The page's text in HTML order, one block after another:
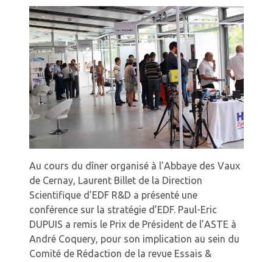
Au cours du dîner organisé à l’Abbaye des Vaux
de Cernay, Laurent Billet de la Direction
Scientifique d’EDF R&D a présenté une
conférence sur la stratégie d’EDF. Paul-Eric
DUPUIS a remis le Prix de Président de l’ASTE à
André Coquery, pour son implication au sein du
Comité de Rédaction de la revue Essais &